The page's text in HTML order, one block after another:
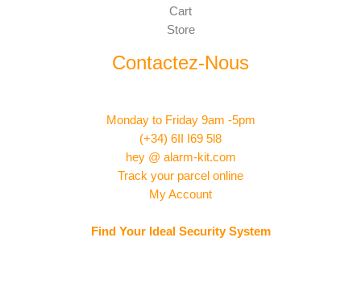
Cart
Store
Contactez-Nous
Monday to Friday 9am -5pm
(+34) 6II I69 5l8
hey @ alarm-kit.com
Track your parcel online
My Account
Find Your Ideal Security System